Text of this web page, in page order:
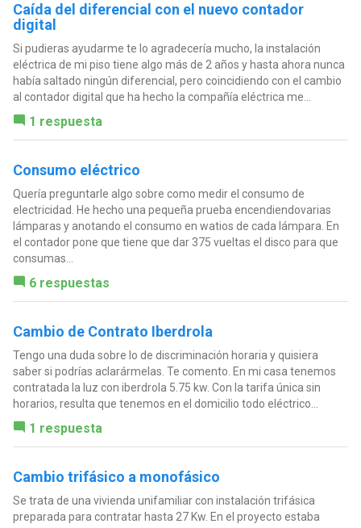
Caída del diferencial con el nuevo contador
digital
Si pudieras ayudarme te lo agradecería mucho, la instalación
eléctrica de mi piso tiene algo más de 2 años y hasta ahora nunca
había saltado ningún diferencial, pero coincidiendo con el cambio
al contador digital que ha hecho la compañía eléctrica me...
1 respuesta
Consumo eléctrico
Quería preguntarle algo sobre como medir el consumo de
electricidad. He hecho una pequeña prueba encendiendovarias
lámparas y anotando el consumo en watios de cada lámpara. En
el contador pone que tiene que dar 375 vueltas el disco para que
consumas...
6 respuestas
Cambio de Contrato Iberdrola
Tengo una duda sobre lo de discriminación horaria y quisiera
saber si podrías aclarármelas. Te comento. En mi casa tenemos
contratada la luz con iberdrola 5.75 kw. Con la tarifa única sin
horarios, resulta que tenemos en el domicilio todo eléctrico...
1 respuesta
Cambio trifásico a monofásico
Se trata de una vivienda unifamiliar con instalación trifásica
preparada para contratar hasta 27 Kw. En el proyecto estaba